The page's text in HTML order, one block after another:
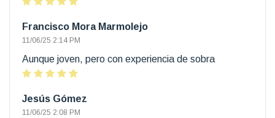
Francisco Mora Marmolejo
11/06/25 2:14 PM
Aunque joven, pero con experiencia de sobra
Jesús Gómez
11/06/25 2:08 PM